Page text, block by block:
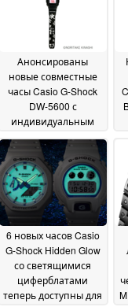
Анонсированы
новые совместные
часы Casio G-Shock
DW-5600 с
индивидуальным
15 June 2025
6 новых часов Casio
G-Shock Hidden Glow
со светящимися
циферблатами
теперь доступны для